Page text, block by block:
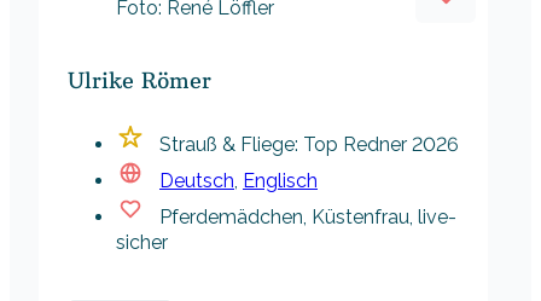
Foto: René Löffler
Ulrike Römer
Strauß & Fliege: Top Redner 2026
Deutsch, Englisch
Pferdemädchen, Küstenfrau, live-
sicher